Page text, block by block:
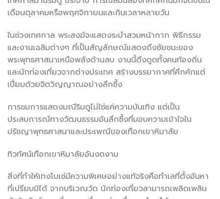
เดือนตุลาคมหรือพฤศจิกายนและกินเวลาหลายวัน
ในช่วงเทศกาล พระสงฆ์จะแสดงระบำสวมหน้ากาก พิธีกรรม
และงานเฉลิมต่างๆ ที่เป็นสัญลักษณ์แสดงถึงชัยชนะของ
พระพุทธศาสนาเหนือพลังด้านลบ งานนี้ดึงดูดทั้งคนท้องถิ่น
และนักท่องเที่ยวจากต่างประเทศ สร้างบรรยากาศที่คึกคักแต่
เปี่ยมด้วยจิตวิญญาณอย่างลึกซึ้ง
การชมการแสดงมณีริมดูไม่ใช่แค่ความบันเทิง แต่เป็น
ประสบการณ์ทางวัฒนธรรมอันลึกซึ้งที่มอบความเข้าใจใน
ปรัชญาพุทธศาสนาและประเพณีของเทือกเขาหิมาลัย
ทิวทัศน์เทือกเขาหิมาลัยอันงดงาม
สิ่งที่ทำให้เทงโบเช่มีความพิเศษอย่างแท้จริงคือทำเลที่ตั้งอันหา
ที่เปรียบมิได้ จากบริเวณวัด นักท่องเที่ยวสามารถเพลิดเพลิน